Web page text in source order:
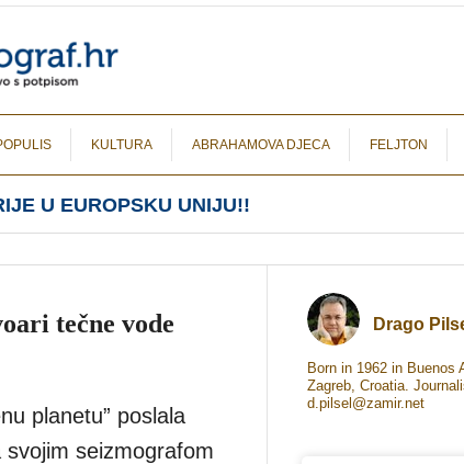
KULTURA ABRAHAMOVA DJECA FELJTON
U EUROPSKU UNIJU!!
tečne vode
planetu” poslala
seizmografom
Drago
Born in 1962 in Buenos
Zagreb, Croatia.
d.pilsel@zamir.net